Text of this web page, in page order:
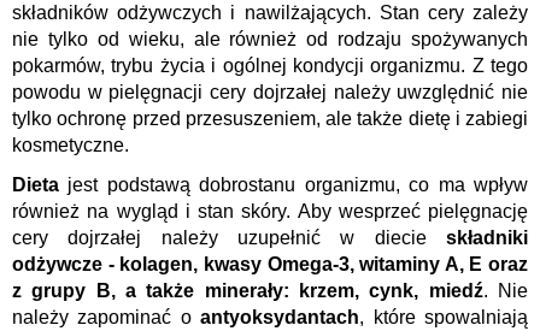
składników odżywczych i nawilżających. Stan cery zależy
nie tylko od wieku, ale również od rodzaju spożywanych
pokarmów, trybu życia i ogólnej kondycji organizmu. Z tego
powodu w pielęgnacji cery dojrzałej należy uwzględnić nie
tylko ochronę przed przesuszeniem, ale także dietę i zabiegi
kosmetyczne.
Dieta jest podstawą dobrostanu organizmu, co ma wpływ
również na wygląd i stan skóry. Aby wesprzeć pielęgnację
cery dojrzałej należy uzupełnić w diecie składniki
odżywcze - kolagen, kwasy Omega-3, witaminy A, E oraz
z grupy B, a także minerały: krzem, cynk, miedź. Nie
należy zapominać oantyoksydantach, które spowalniają